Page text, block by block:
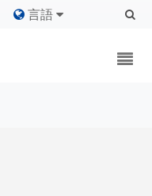
言語